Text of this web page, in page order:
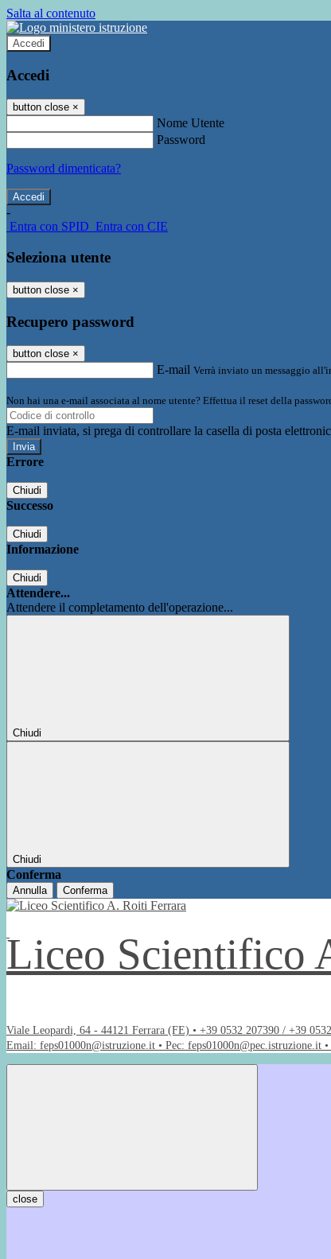
Salta al contenuto
Accedi
Accedi
button close ×
Nome Utente
Password
Password dimenticata?
-
Entra con SPID Entra con CIE
Seleziona utente
button close ×
Recupero password
button close ×
E-mail Verrà inviato un messaggio
Non hai una e-mail associata al nome utente? Effettua il reset della
E-mail inviata, si prega di controllare la casella di posta
Errore
Chiudi
Successo
Chiudi
Informazione
Chiudi
Attendere...
Attendere il completamento dell'operazione...
Chiudi
Chiudi
Conferma
Annulla Conferma
Liceo Scientifico
Viale Leopardi, 64 - 44121 Ferrara (FE) • +39 0532 207390 / +39
Email: feps01000n@istruzione.it • Pec: feps01000n@pec.istruzione.it
close